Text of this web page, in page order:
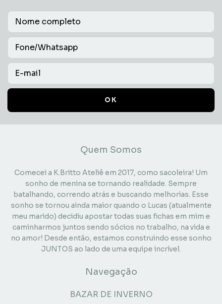
Quem Somos
Comecei a K.Britto Ateliê em 2017, como sacoleira! Um
sonho de menina se tornando realidade. Sempre
batalhando, correndo atrás e buscando melhorias. Esse
sonho se tornou ainda maior quando o Lucas (atualmente
meu marido) decidiu apostar todas suas fichas em mim e
caminharmos juntos sendo sócios no trabalho, na vida e
no amor! Desde então, estamos construindo esse sonho
JUNTOS ao lado de uma equipe incrível.
Navegação
BAZAR DE INVERNO